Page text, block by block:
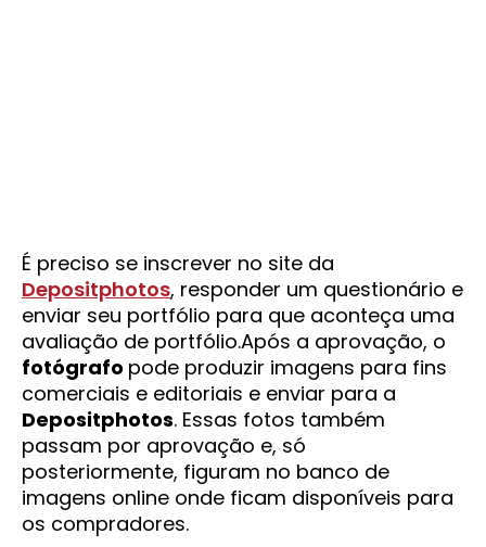
É preciso se inscrever no site da
Depositphotos, responder um questionário e
enviar seu portfólio para que aconteça uma
avaliação de portfólio.Após a aprovação, o
fotógrafo pode produzir imagens para fins
comerciais e editoriais e enviar para a
Depositphotos. Essas fotos também
passam por aprovação e, só
posteriormente, figuram no banco de
imagens online onde ficam disponíveis para
os compradores.